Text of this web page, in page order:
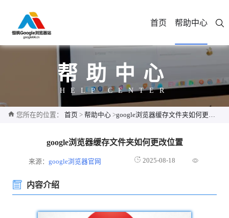
首页 帮助中心
帮助中心
HELP CENTER
您所在的位置： 首页 > 帮助中心 >google浏览器缓存文件夹如何更改位置
google浏览器缓存文件夹如何更改位置
来源：google浏览器官网 2025-08-18
内容介绍